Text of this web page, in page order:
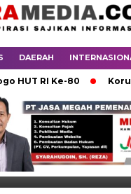
DAERAH
RI Ke-80 Korupsi
Dijual
Luruk